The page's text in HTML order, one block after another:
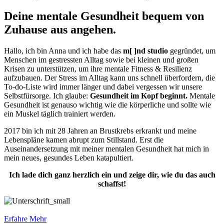
Deine mentale Gesundheit bequem von
Zuhause aus angehen.
Hallo, ich bin Anna und ich habe das m[ ]nd studio gegründet, um
Menschen im gestressten Alltag sowie bei kleinen und großen
Krisen zu unterstützen, um ihre mentale Fitness & Resilienz
aufzubauen. Der Stress im Alltag kann uns schnell überfordern, die
To-do-Liste wird immer länger und dabei vergessen wir unsere
Selbstfürsorge. Ich glaube: Gesundheit im Kopf beginnt. Mentale
Gesundheit ist genauso wichtig wie die körperliche und sollte wie
ein Muskel täglich trainiert werden.
2017 bin ich mit 28 Jahren an Brustkrebs erkrankt und meine
Lebenspläne kamen abrupt zum Stillstand. Erst die
Auseinandersetzung mit meiner mentalen Gesundheit hat mich in
mein neues, gesundes Leben katapultiert.
Ich lade dich ganz herzlich ein und zeige dir, wie du das auch
schaffst!
Erfahre Mehr